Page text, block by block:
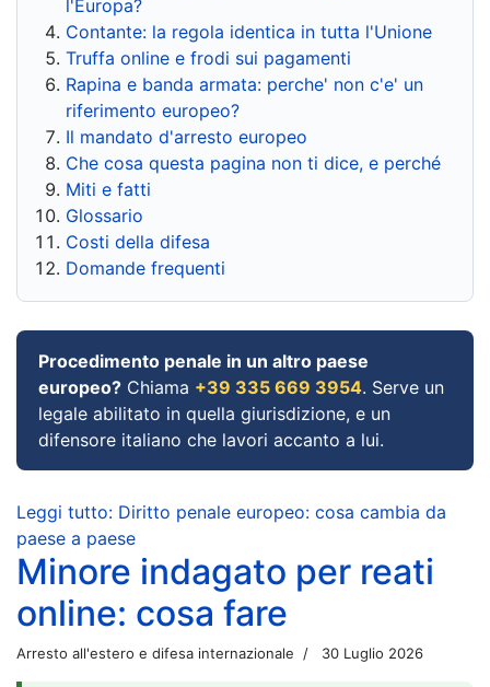
l'Europa?
Contante: la regola identica in tutta l'Unione
Truffa online e frodi sui pagamenti
Rapina e banda armata: perche' non c'e' un
riferimento europeo?
Il mandato d'arresto europeo
Che cosa questa pagina non ti dice, e perché
Miti e fatti
Glossario
Costi della difesa
Domande frequenti
Procedimento penale in un altro paese
europeo? Chiama +39 335 669 3954. Serve un
legale abilitato in quella giurisdizione, e un
difensore italiano che lavori accanto a lui.
Leggi tutto: Diritto penale europeo: cosa cambia da
paese a paese
Minore indagato per reati
online: cosa fare
Arresto all'estero e difesa internazionale 30 Luglio 2026